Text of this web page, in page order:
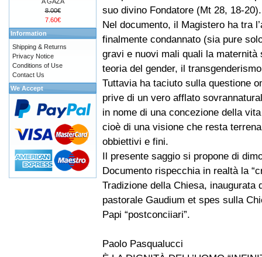
suo divino Fondatore (Mt 28, 18-20).
Nel documento, il Magistero ha tra
finalmente condannato (sia pure
gravi e nuovi mali quali la
teoria del gender, il
Tuttavia ha taciuto sulla questione
prive di un vero afflato
in nome di una concezione della
cioè di una visione che resta
obbiettivi e fini.
Il presente saggio si propone di
Documento rispecchia in realtà la
Tradizione della Chiesa,
pastorale Gaudium et spes sulla
Papi “postconciiari”.
Paolo Pasqualucci
8.00€
7.60€
Information
Shipping & Returns
Privacy Notice
Conditions of Use
Contact Us
We Accept